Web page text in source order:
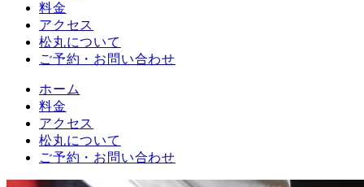
料金
アクセス
松丸について
ご予約・お問い合わせ
ホーム
料金
アクセス
松丸について
ご予約・お問い合わせ